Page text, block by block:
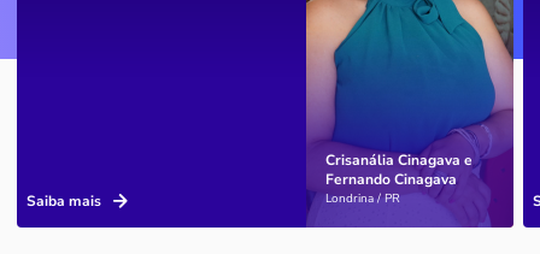
Crisanália Cinagava e
Fernando Cinagava
Londrina / PR
Saiba mais